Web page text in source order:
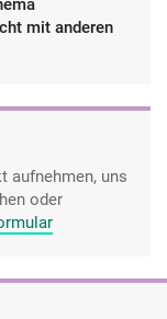
mit anderen
aufnehmen, uns
oder